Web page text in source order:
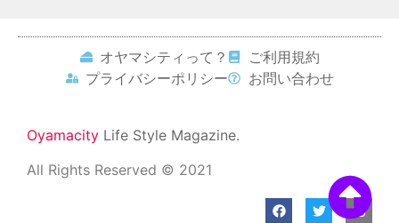
オヤマシティって？
ご利用規約
プライバシーポリシー
お問い合わせ
Oyamacity Life Style Magazine.
All Rights Reserved © 2021